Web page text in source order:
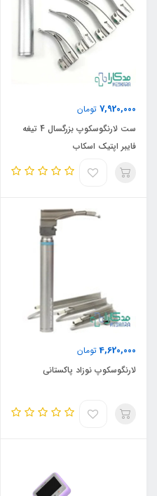
7,920,000 تومان
ست لارنگوسکوپ بزرگسال 4 تیغه
فایبر اپتیک اسکاب
4,620,000تومان
لارنگوسکوپ نوزاد پاکستانی